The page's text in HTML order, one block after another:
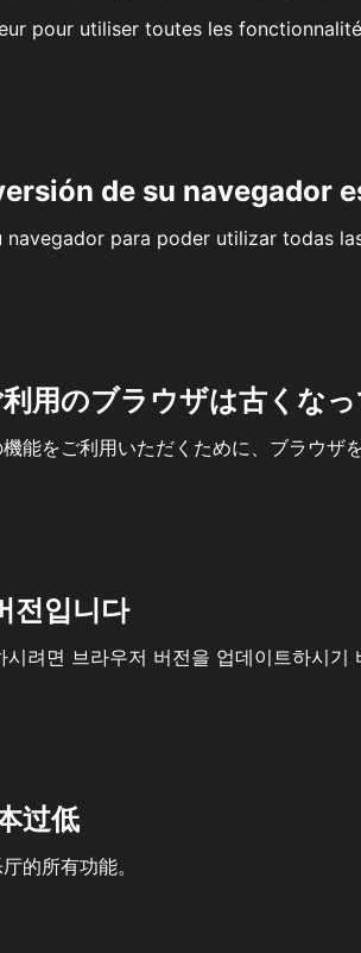
pour utiliser toutes les
de su navegador
para poder utilizar todas
用のブラウザは古くな
能をご利用いただくために、ブラウザ
전입니다
려면 브라우저 버전을 업데이트하시기
过低
的所有功能。